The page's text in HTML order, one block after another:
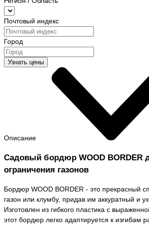
Почтовый индекс
Город
Узнать цены
Описание
Садовый бордюр WOOD BORDER
ограничения газонов
Бордюр WOOD BORDER - это прекрасный
газон или клумбу, придав им аккуратный и
Изготовлен из гибкого пластика с
этот бордюр легко адаптируется к изгибам